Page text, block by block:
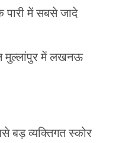
पारी में सबसे जादे
मुल्लांपुर में लखनऊ
बड़ व्यक्तिगत स्कोर